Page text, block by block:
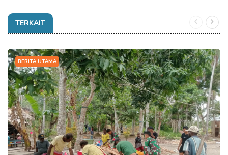
TERKAIT
BERITA UTAMA